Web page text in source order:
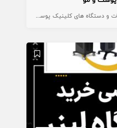
و دستگاه های کلینیک پوست